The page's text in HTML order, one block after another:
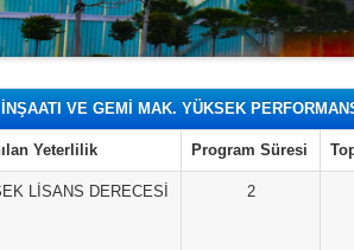
VE GEMİ MAK. YÜKSEK
Yeterlilik Program Süresi
LİSANS DERECESİ 2